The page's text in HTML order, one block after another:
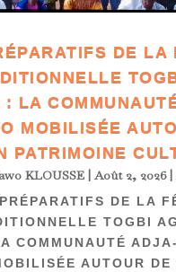
DE LA
: LA
MOBILISÉE
PATRIMOINE
KLOUSSE|Août 2, 2026|
PRÉPARATIFS DE LA
TOGBI
COMMUNAUTÉ
AUTOUR DE